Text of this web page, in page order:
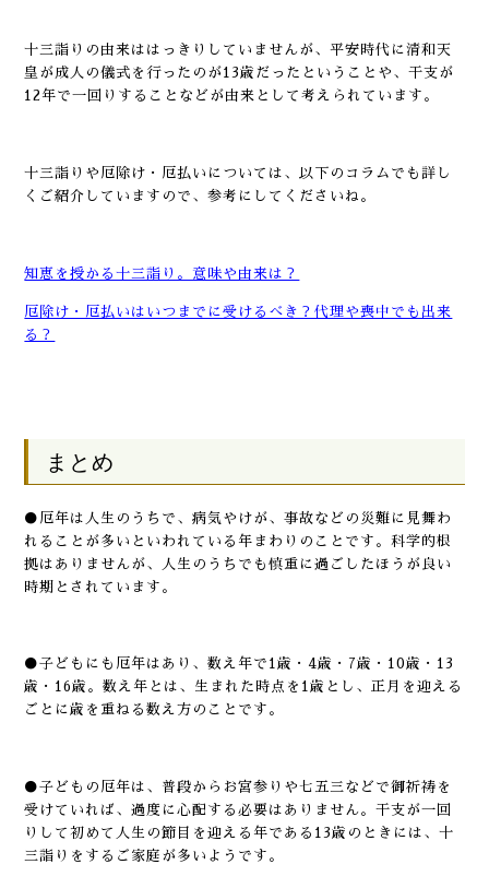
十三詣りの由来ははっきりしていませんが、平安時代に清和天
皇が成人の儀式を行ったのが13歳だったということや、干支が
12年で一回りすることなどが由来として考えられています。
十三詣りや厄除け・厄払いについては、以下のコラムでも詳し
くご紹介していますので、参考にしてくださいね。
知恵を授かる十三詣り。意味や由来は？
厄除け・厄払いはいつまでに受けるべき？代理や喪中でも出来
る？
まとめ
●厄年は人生のうちで、病気やけが、事故などの災難に見舞わ
れることが多いといわれている年まわりのことです。科学的根
拠はありませんが、人生のうちでも慎重に過ごしたほうが良い
時期とされています。
●子どもにも厄年はあり、数え年で1歳・4歳・7歳・10歳・13
歳・16歳。数え年とは、生まれた時点を1歳とし、正月を迎える
ごとに歳を重ねる数え方のことです。
●子どもの厄年は、普段からお宮参りや七五三などで御祈祷を
受けていれば、過度に心配する必要はありません。干支が一回
りして初めて人生の節目を迎える年である13歳のときには、十
三詣りをするご家庭が多いようです。